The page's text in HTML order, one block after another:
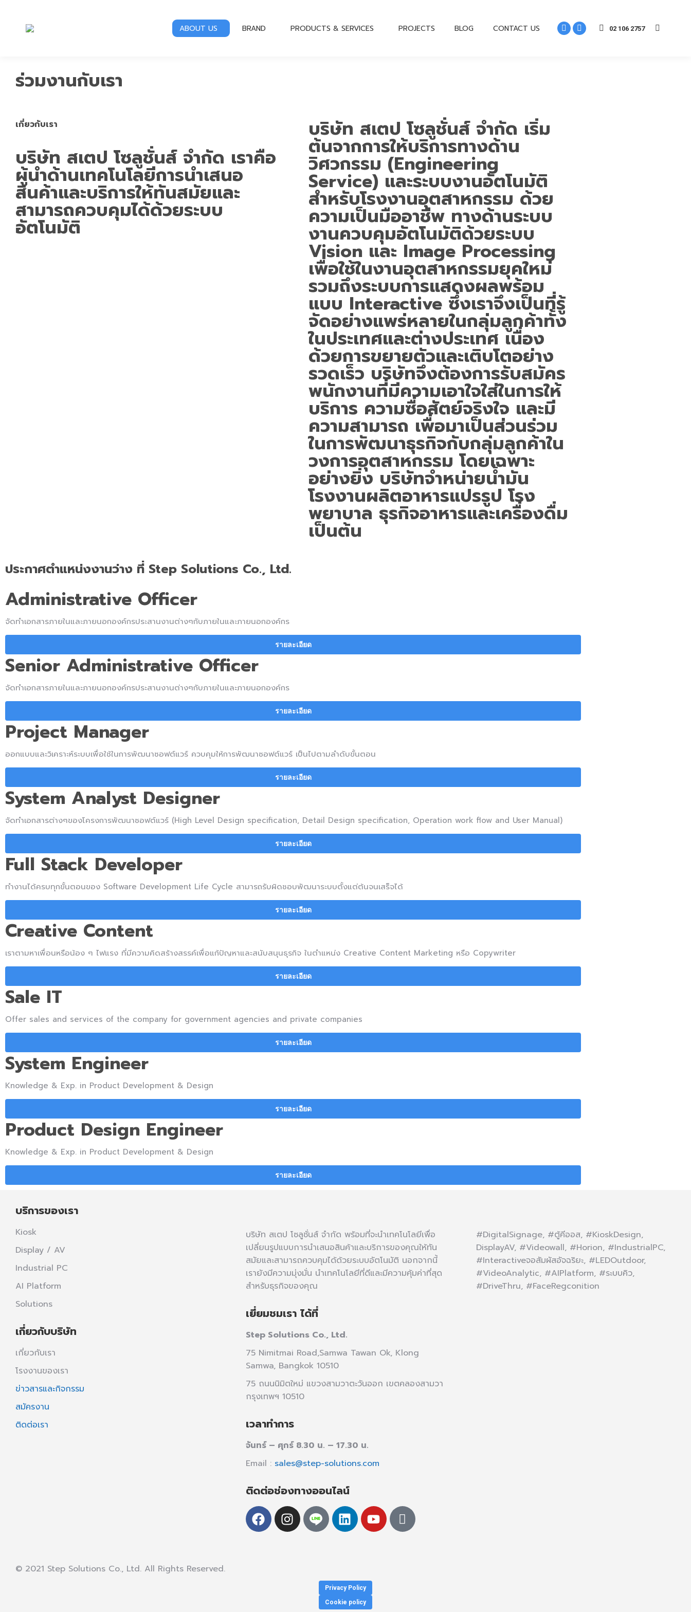
ABOUT US BRAND PRODUCTS & SERVICES PROJECTS BLOG CONTACT US 02 106 2757
ร่วมงานกับเรา
เกี่ยวกับเรา
บริษัท สเตป โซลูชั่นส์ จำกัด เราคือ
ผู้นำด้านเทคโนโลยีการนำเสนอ
สินค้าและบริการให้ทันสมัยและ
สามารถควบคุมได้ด้วยระบบ
อัตโนมัติ
บริษัท สเตป โซลูชั่นส์ จำกัด เริ่ม
ต้นจากการให้บริการทางด้าน
วิศวกรรม (Engineering
Service) และระบบงานอัตโนมัติ
สำหรับโรงงานอุตสาหกรรม ด้วย
ความเป็นมืออาชีพ ทางด้านระบบ
งานควบคุมอัตโนมัติด้วยระบบ
Vision และ Image Processing
เพื่อใช้ในงานอุตสาหกรรมยุคใหม่
รวมถึงระบบการแสดงผลพร้อม
แบบ Interactive ซึ่งเราจึงเป็นที่รู้
จัดอย่างแพร่หลายในกลุ่มลูกค้าทั้ง
ในประเทศและต่างประเทศ เนื่อง
ด้วยการขยายตัวและเติบโตอย่าง
รวดเร็ว บริษัทจึงต้องการรับสมัคร
พนักงานที่มีความเอาใจใส่ในการให้
บริการ ความซื่อสัตย์จริงใจ และมี
ความสามารถ เพื่อมาเป็นส่วนร่วม
ในการพัฒนาธุรกิจกับกลุ่มลูกค้าใน
วงการอุตสาหกรรม โดยเฉพาะ
อย่างยิ่ง บริษัทจำหน่ายน้ำมัน
โรงงานผลิตอาหารแปรรูป โรง
พยาบาล ธุรกิจอาหารและเครื่องดื่ม
เป็นต้น
ประกาศตำแหน่งงานว่าง ที่ Step Solutions Co., Ltd.
Administrative Officer
จัดทำเอกสารภายในและภายนอกองค์กรประสานงานต่างๆกับภายในและภายนอกองค์กร
รายละเอียด
Senior Administrative Officer
จัดทำเอกสารภายในและภายนอกองค์กรประสานงานต่างๆกับภายในและภายนอกองค์กร
รายละเอียด
Project Manager
ออกแบบและวิเคราะห์ระบบเพื่อใช้ในการพัฒนาซอฟต์แวร์ ควบคุมให้การพัฒนาซอฟต์แวร์ เป็นไปตามลำดับขั้นตอน
รายละเอียด
System Analyst Designer
จัดทำเอกสารต่างๆของโครงการพัฒนาซอฟต์แวร์ (High Level Design specification, Detail Design specification, Operation work flow and User Manual)
รายละเอียด
Full Stack Developer
ทำงานได้ครบทุกขั้นตอนของ Software Development Life Cycle สามารถรับผิดชอบพัฒนาระบบตั้งแต่ต้นจนเสร็จได้
รายละเอียด
Creative Content
เราตามหาเพื่อนหรือน้อง ๆ ไฟแรง ที่มีความคิดสร้างสรรค์เพื่อแก้ปัญหาและสนับสนุนธุรกิจ ในตำแหน่ง Creative Content Marketing หรือ Copywriter
รายละเอียด
Sale IT
Offer sales and services of the company for government agencies and private companies
รายละเอียด
System Engineer
Knowledge & Exp. in Product Development & Design
รายละเอียด
Product Design Engineer
Knowledge & Exp. in Product Development & Design
รายละเอียด
บริการของเรา
Kiosk
Display / AV
Industrial PC
AI Platform
Solutions
เกี่ยวกับบริษัท
เกี่ยวกับเรา
โรงงานของเรา
ข่าวสารและกิจกรรม
สมัครงาน
ติดต่อเรา
บริษัท สเตป โซลูชั่นส์ จำกัด พร้อมที่จะนำเทคโนโลยีเพื่อ
เปลี่ยนรูปแบบการนำเสนอสินค้าและบริการของคุณให้ทัน
สมัยและสามารถควบคุมได้ด้วยระบบอัตโนมัติ นอกจากนี้
เรายังมีความมุ่งมั่น นำเทคโนโลยีที่ดีและมีความคุ้มค่าที่สุด
สำหรับธุรกิจของคุณ
เยี่ยมชมเรา ได้ที่
Step Solutions Co., Ltd.
75 Nimitmai Road,Samwa Tawan Ok, Klong
Samwa, Bangkok 10510
75 ถนนนิมิตใหม่ แขวงสามวาตะวันออก เขตคลองสามวา
กรุงเทพฯ 10510
เวลาทำการ
จันทร์ – ศุกร์ 8.30 น. – 17.30 น.
Email : sales@step-solutions.com
ติดต่อช่องทางออนไลน์
#DigitalSignage, #ตู้คีออส, #KioskDesign,
DisplayAV, #Videowall, #Horion, #IndustrialPC,
#Interactiveจอสัมผัสอัจฉริยะ, #LEDOutdoor,
#VideoAnalytic, #AIPlatform, #ระบบคิว,
#DriveThru, #FaceRegconition
© 2021 Step Solutions Co., Ltd. All Rights Reserved.
Privacy Policy
Cookie policy